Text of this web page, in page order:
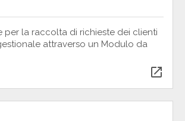
per la raccolta di richieste dei clienti
attraverso un Modulo da
open_in_new